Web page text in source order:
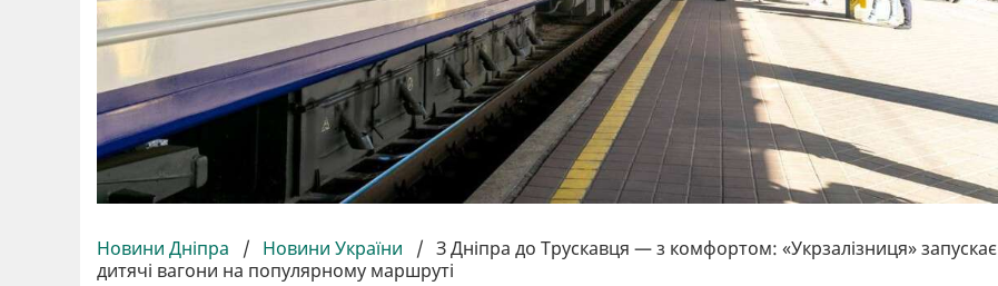
Новини Дніпра / Новини України / З Дніпра до Трускавця — з комфортом: «Укрзалізниця» запускає
дитячі вагони на популярному маршруті